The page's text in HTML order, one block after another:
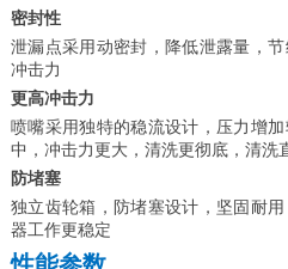
密封性
泄漏点采用动密封，降低泄露量，
冲击力
更高冲击力
喷嘴采用独特的稳流设计，压力增
中，冲击力更大，清洗更彻底，清洗
防堵塞
独立齿轮箱，防堵塞设计，坚固耐
器工作更稳定